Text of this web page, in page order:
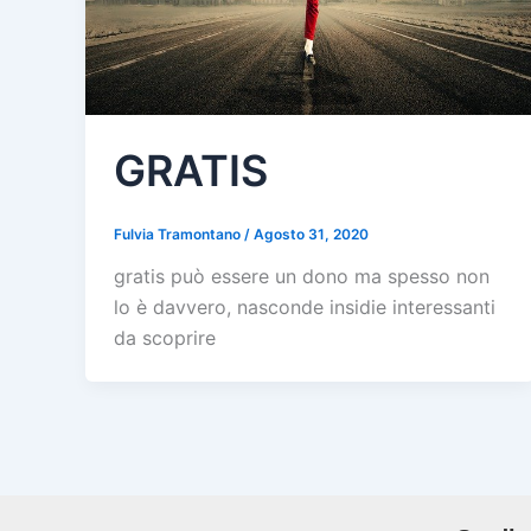
GRATIS
Fulvia Tramontano / Agosto 31, 2020
gratis può essere un dono ma spesso non
lo è davvero, nasconde insidie interessanti
da scoprire